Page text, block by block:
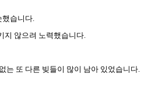
했습니다.
지 않으려 노력했습니다.
는 또 다른 빚들이 많이 남아 있었습니다.